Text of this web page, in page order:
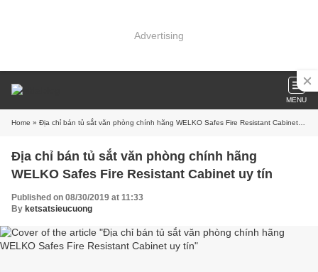
Advertising
MENU
Home » Địa chỉ bán tủ sắt văn phòng chính hãng WELKO Safes Fire Resistant Cabinet uy tín
Địa chỉ bán tủ sắt văn phòng chính hãng
WELKO Safes Fire Resistant Cabinet uy tín
Published on 08/30/2019 at 11:33
By ketsatsieucuong